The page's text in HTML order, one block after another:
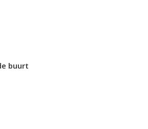
buurt